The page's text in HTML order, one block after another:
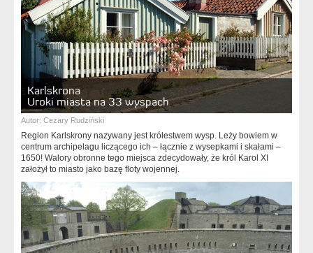
Karlskrona
Uroki miasta na 33 wyspach
Autor: Cezary Rudziński
Region Karlskrony nazywany jest królestwem wysp. Leży bowiem w
centrum archipelagu liczącego ich – łącznie z wysepkami i skałami –
1650! Walory obronne tego miejsca zdecydowały, że król Karol XI
założył to miasto jako bazę floty wojennej.